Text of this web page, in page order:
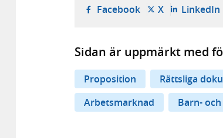
Facebook- öppnas i ny flik,
X- öppnas i ny
LinkedIn
Sidan är uppmärkt med
Proposition Rättsliga
Arbetsmarknad
Barn-